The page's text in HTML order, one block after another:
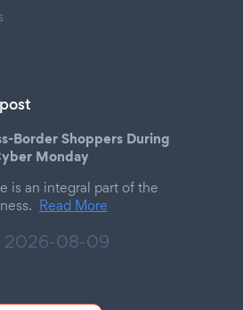
Border Shoppers During
Monday
is an integral part of the
Read More
2026-08-09